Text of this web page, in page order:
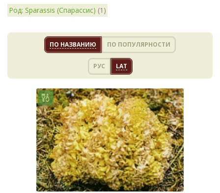
Род: Sparassis (Спарассис) (1)
ПО НАЗВАНИЮ ПО ПОПУЛЯРНОСТИ
РУС LAT